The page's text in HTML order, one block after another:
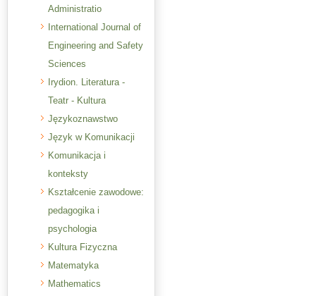
Administratio
International Journal of
Engineering and Safety
Sciences
Irydion. Literatura -
Teatr - Kultura
Językoznawstwo
Język w Komunikacji
Komunikacja i
konteksty
Kształcenie zawodowe:
pedagogika i
psychologia
Kultura Fizyczna
Matematyka
Mathematics